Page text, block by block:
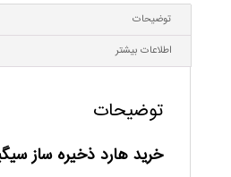
توضیحات
اطلاعات بیشتر
توضیحات